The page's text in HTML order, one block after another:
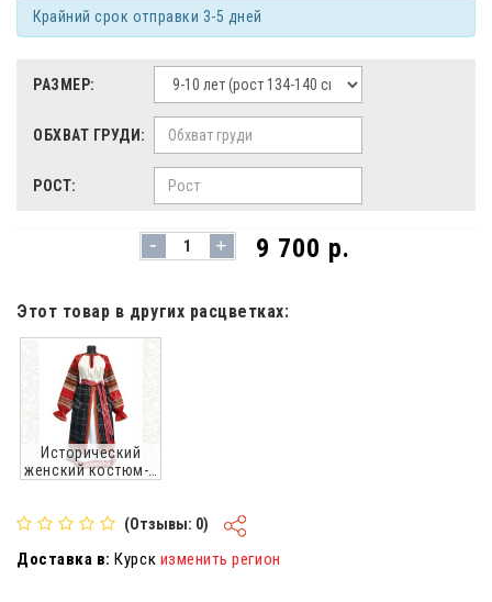
Крайний срок отправки 3-5 дней
РАЗМЕР:
ОБХВАТ ГРУДИ:
РОСТ:
- + 9 700 р.
Этот товар в других расцветках:
Исторический
женский костюм-1
(Отзывы: 0)
Доставка в: Курск изменить регион